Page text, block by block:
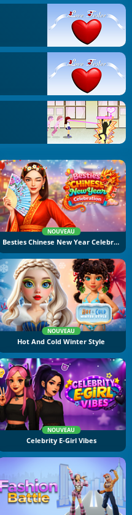
NOUVEAU
Besties Chinese New Year Celebration
NOUVEAU
Hot And Cold Winter Style
NOUVEAU
Celebrity E-Girl Vibes